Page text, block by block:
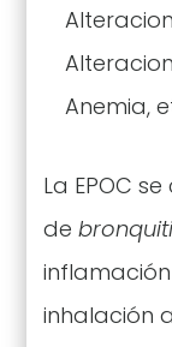
Anemia,
La EPOC
de
inhalación